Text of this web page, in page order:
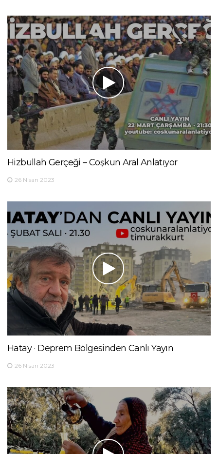
Hizbullah Gerçeği – Coşkun Aral Anlatıyor
26 Nisan 2023
Hatay · Deprem Bölgesinden Canlı Yayın
26 Nisan 2023